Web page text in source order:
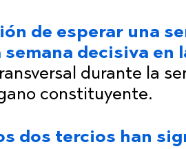
de esperar una
decisiva en
durante la
constituyente.
dos tercios han